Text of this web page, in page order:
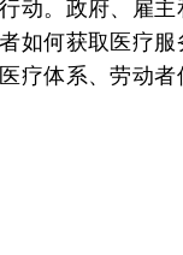
动。政府、雇
如何获取医疗服
疗体系、劳动者